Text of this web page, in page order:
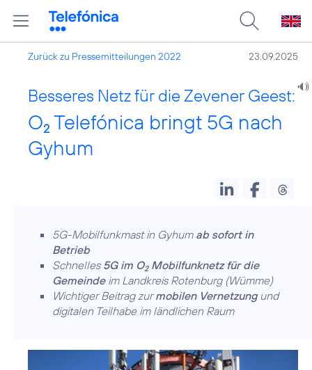
Zurück zu Pressemitteilungen 2022 23.09.2025
Besseres Netz für die Zevener Geest:
O2 Telefónica bringt 5G nach
Gyhum
5G-Mobilfunkmast in Gyhum ab sofort in
Betrieb
Schnelles 5G im O2Mobilfunknetz für die
Gemeindeim Landkreis Rotenburg (Wümme)
Wichtiger Beitrag zurmobilen Vernetzungund
digitalen Teilhabe im ländlichen Raum